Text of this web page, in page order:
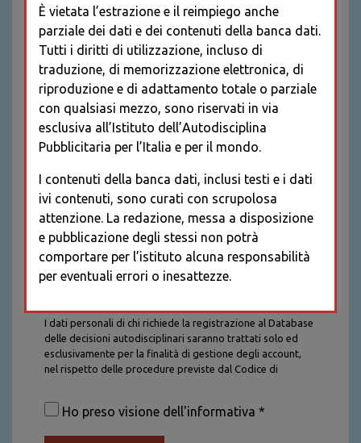
I dati personali di chi richiede la registrazione al Database
delle decisioni autodisciplinari saranno trattati solo ed
esclusivamente per la finalità di gestione degli account,
nel rispetto delle procedure previste dal Codice di
saranno trattati con tutte le cautele richieste dalla legge e
saranno conservati per la durata stabilita caso per caso
Ho preso visione dell'informativa *
È vietata l’estrazione e il reimpiego anche
parziale dei dati e dei contenuti della banca dati.
Tutti i diritti di utilizzazione, incluso di
traduzione, di memorizzazione elettronica, di
riproduzione e di adattamento totale o parziale
con qualsiasi mezzo, sono riservati in via
esclusiva all’Istituto dell’Autodisciplina
Pubblicitaria per l’Italia e per il mondo.
I contenuti della banca dati, inclusi testi e i dati
ivi contenuti, sono curati con scrupolosa
attenzione. La redazione, messa a disposizione
e pubblicazione degli stessi non potrà
comportare per l’istituto alcuna responsabilità
per eventuali errori o inesattezze.